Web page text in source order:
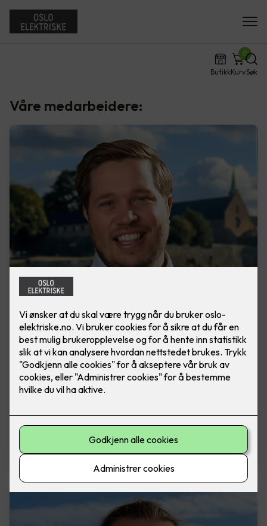
ButikkKurv
0
Søk
Våre medarbeidere:
Fabian Westgaard Styrmoe
Daglig leder
E-post: fs@oslo-elektriske.no